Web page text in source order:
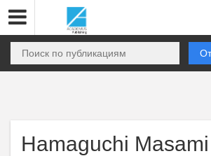
Hamaguchi Masami